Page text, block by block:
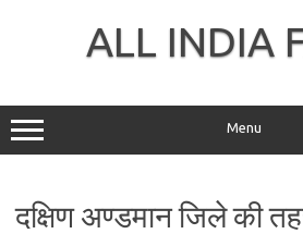
ALL INDIA
Menu
दक्षिण अण्डमान जिले की